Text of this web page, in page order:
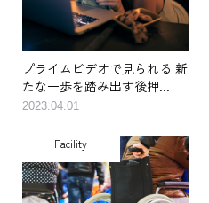
プライムビデオで見られる 新
たな一歩を踏み出す後押...
2023.04.01
Facility